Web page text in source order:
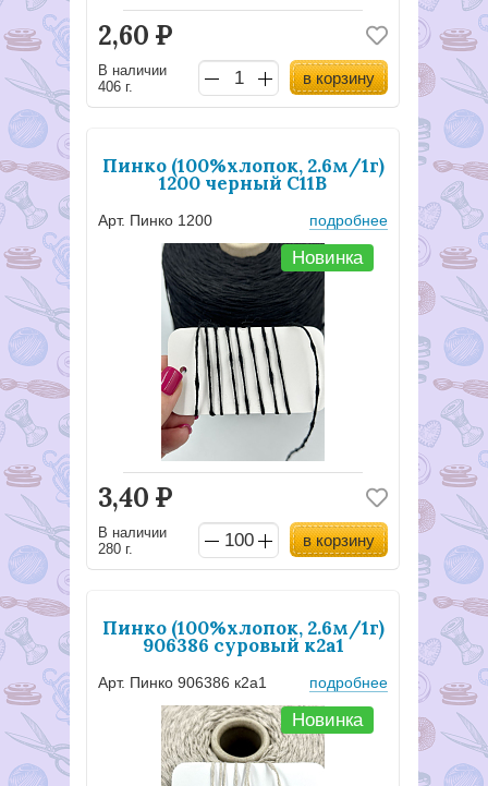
2,60 Р
В наличии
406 г.
в корзину
Пинко (100%хлопок, 2.6м/1г)
1200 черный С11В
Арт. Пинко 1200 подробнее
Новинка
3,40 Р
В наличии
280 г.
в корзину
Пинко (100%хлопок, 2.6м/1г)
906386 суровый к2а1
Арт. Пинко 906386 к2а1 подробнее
Новинка